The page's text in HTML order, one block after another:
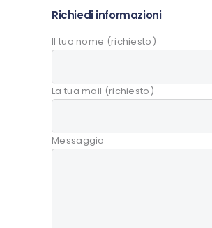
Richiedi informazioni
Il tuo nome (richiesto)
La tua mail (richiesto)
Messaggio